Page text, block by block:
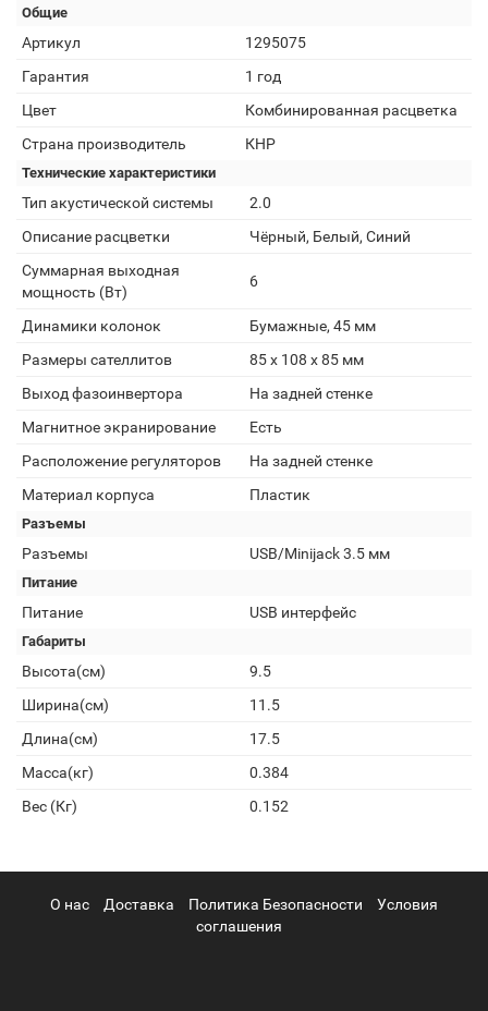
Общие
Артикул
1295075
Гарантия
1 год
Цвет
Комбинированная расцветка
Страна производитель
КНР
Технические характеристики
Тип акустической системы
2.0
Описание расцветки
Чёрный, Белый, Синий
Суммарная выходная
мощность (Вт)
6
Динамики колонок
Бумажные, 45 мм
Размеры сателлитов
85 х 108 х 85 мм
Выход фазоинвертора
На задней стенке
Магнитное экранирование
Есть
Расположение регуляторов
На задней стенке
Материал корпуса
Пластик
Разъемы
Разъемы USB/Minijack 3.5 мм
Питание
Питание USB интерфейс
Габариты
Высота(см)
9.5
Ширина(см)
11.5
Длина(см)
17.5
Масса(кг)
0.384
Вес (Кг)
0.152
О нас Доставка Политика Безопасности
Условия
соглашения